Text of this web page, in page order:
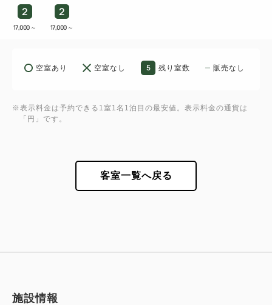
2
17,000 ～
2
17,000 ～
空室あり 空室なし 5 残り室数 販売なし
※表示料金は予約できる1室1名1泊目の最安値。表示料金の通貨は
「円」です。
客室一覧へ戻る
施設情報